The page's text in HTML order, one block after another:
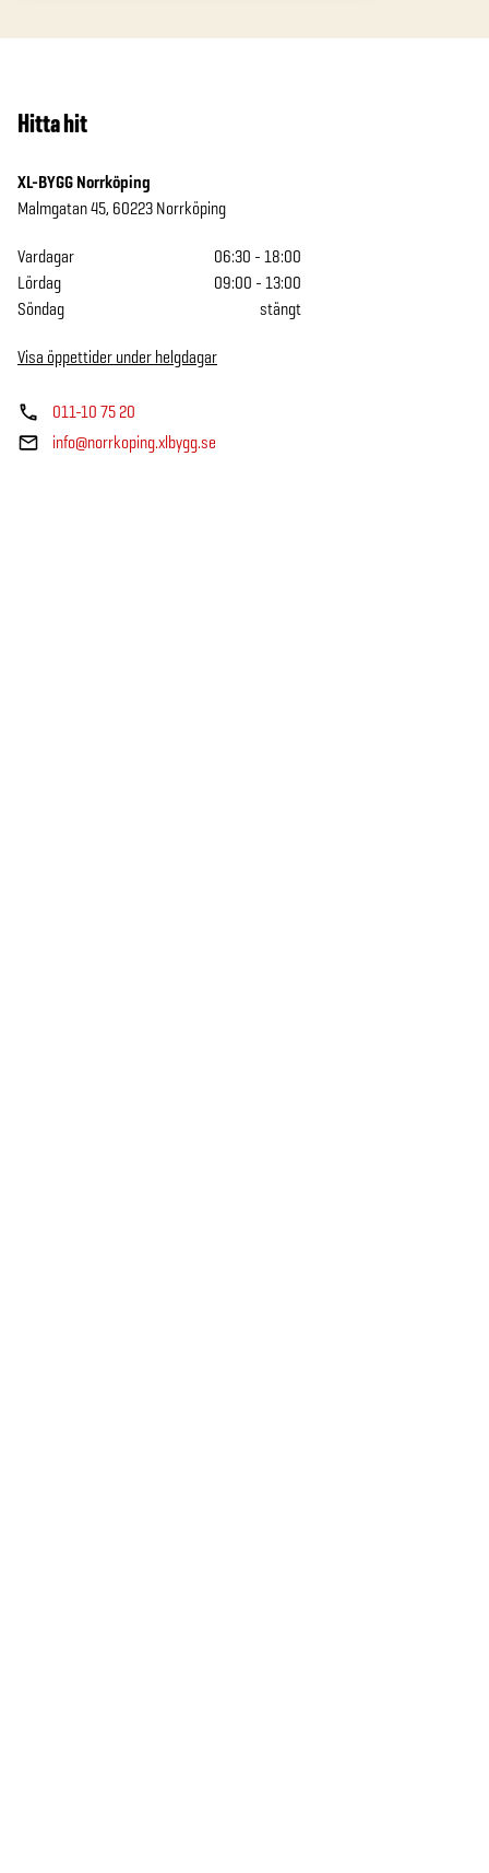
Hitta hit
XL-BYGG Norrköping
Malmgatan 45, 60223Norrköping
Vardagar
06:30 - 18:00
Lördag
09:00 - 13:00
Söndag
stängt
Visa öppettider under helgdagar
011-10 75 20
info@norrkoping.xlbygg.se